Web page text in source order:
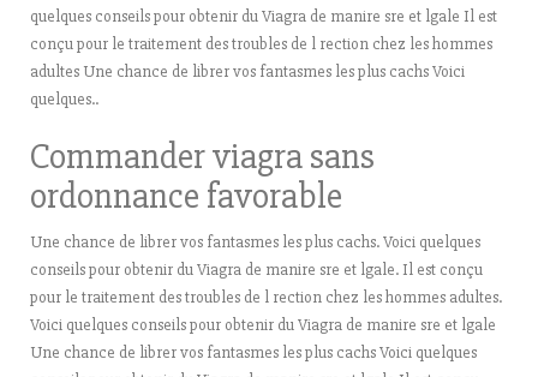
quelques conseils pour obtenir du Viagra de manire sre et lgale Il est
conçu pour le traitement des troubles de l rection chez les hommes
adultes Une chance de librer vos fantasmes les plus cachs Voici
quelques..
Commander viagra sans
ordonnance favorable
Une chance de librer vos fantasmes les plus cachs. Voici quelques
conseils pour obtenir du Viagra de manire sre et lgale. Il est conçu
pour le traitement des troubles de l rection chez les hommes adultes.
Voici quelques conseils pour obtenir du Viagra de manire sre et lgale
Une chance de librer vos fantasmes les plus cachs Voici quelques